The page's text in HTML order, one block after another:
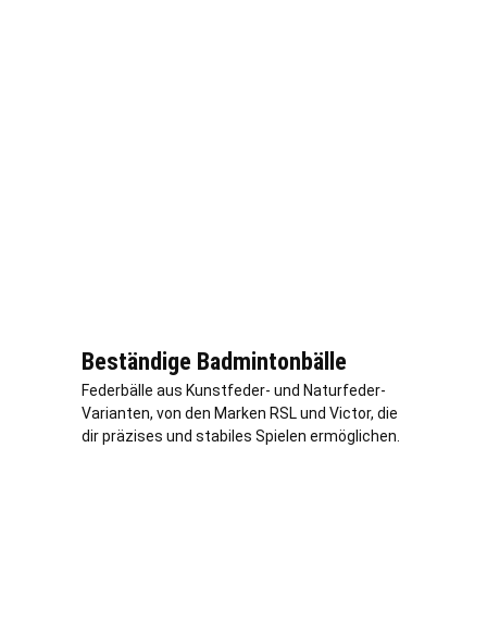
Beständige Badmintonbälle
Federbälle aus Kunstfeder- und Naturfeder-
Varianten, von den Marken RSL und Victor, die
dir präzises und stabiles Spielen ermöglichen.